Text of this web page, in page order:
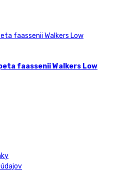
faassenii Walkers Low